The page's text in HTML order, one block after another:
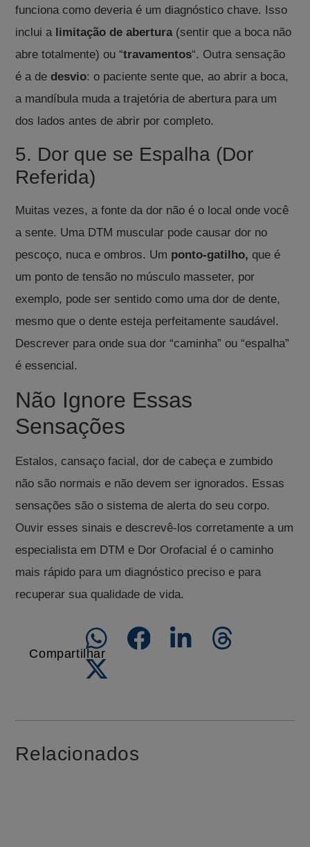
funciona como deveria é um diagnóstico chave.
Isso
inclui a limitação de abertura(sentir que a boca não
abre totalmente)ou “travamentos“. Outra sensação
é a dedesvio: o paciente sente que, ao abrir a boca,
a mandíbula muda a trajetória de abertura para um
dos lados antes de abrir por completo.
5. Dor que se Espalha (Dor
Referida)
Muitas vezes, a fonte da dor não é o local onde você
a sente. Uma DTM muscular pode causar dor no
pescoço, nuca e ombros. Um ponto-gatilho, que é
um ponto de tensão no músculo masseter, por
exemplo, pode ser sentido como uma dor de dente,
mesmo que o dente esteja perfeitamente saudável.
Descrever para onde sua dor “caminha” ou “espalha”
é essencial.
Não Ignore Essas
Sensações
Estalos, cansaço facial, dor de cabeça e zumbido
não são normais e não devem ser ignorados. Essas
sensações são o sistema de alerta do seu corpo.
Ouvir esses sinais e descrevê-los corretamente a um
especialista em DTM e Dor Orofacial é o caminho
mais rápido para um diagnóstico preciso e para
recuperar sua qualidade de vida.
Compartilhar
Relacionados